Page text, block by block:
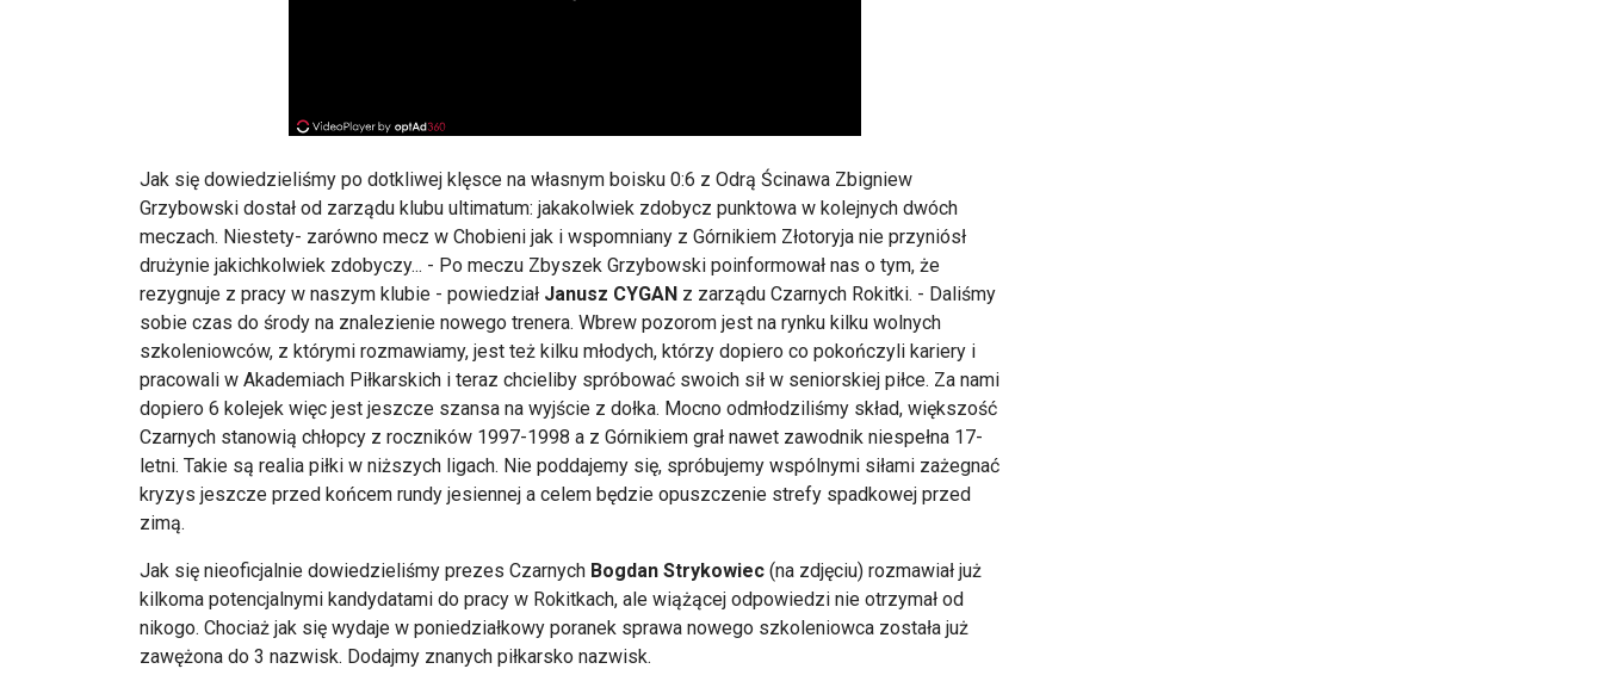
Jak się dowiedzieliśmy po dotkliwej klęsce na własnym boisku 0:6 z Odrą Ścinawa Zbigniew
Grzybowski dostał od zarządu klubu ultimatum: jakakolwiek zdobycz punktowa w kolejnych dwóch
meczach. Niestety- zarówno mecz w Chobieni jak i wspomniany z Górnikiem Złotoryja nie przyniósł
drużynie jakichkolwiek zdobyczy... - Po meczu Zbyszek Grzybowski poinformował nas o tym, że
rezygnuje z pracy w naszym klubie - powiedział Janusz CYGAN z zarządu Czarnych Rokitki. - Daliśmy
sobie czas do środy na znalezienie nowego trenera. Wbrew pozorom jest na rynku kilku wolnych
szkoleniowców, z którymi rozmawiamy, jest też kilku młodych, którzy dopiero co pokończyli kariery i
pracowali w Akademiach Piłkarskich i teraz chcieliby spróbować swoich sił w seniorskiej piłce. Za nami
dopiero 6 kolejek więc jest jeszcze szansa na wyjście z dołka. Mocno odmłodziliśmy skład, większość
Czarnych stanowią chłopcy z roczników 1997-1998 a z Górnikiem grał nawet zawodnik niespełna 17-
letni. Takie są realia piłki w niższych ligach. Nie poddajemy się, spróbujemy wspólnymi siłami zażegnać
kryzys jeszcze przed końcem rundy jesiennej a celem będzie opuszczenie strefy spadkowej przed
zimą.
Jak się nieoficjalnie dowiedzieliśmy prezes Czarnych Bogdan Strykowiec (na zdjęciu) rozmawiał już
kilkoma potencjalnymi kandydatami do pracy w Rokitkach, ale wiążącej odpowiedzi nie otrzymał od
nikogo. Chociaż jak się wydaje w poniedziałkowy poranek sprawa nowego szkoleniowca została już
zawężona do 3 nazwisk. Dodajmy znanych piłkarsko nazwisk.